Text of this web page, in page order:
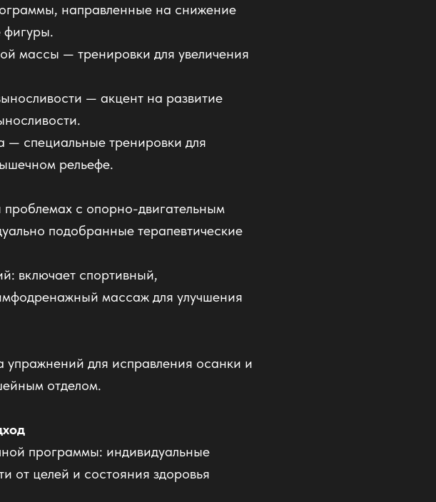
направленные на снижение
массы — тренировки для увеличения
— акцент на развитие
— специальные тренировки для
рельефе.
с опорно-двигательным
подобранные терапевтические
включает спортивный,
массаж для улучшения
упражнений для исправления осанки и
отделом.
программы: индивидуальные
от целей и состояния здоровья